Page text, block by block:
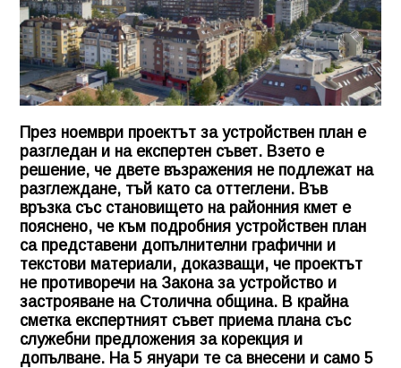
През ноември проектът за устройствен план е
разгледан и на експертен съвет. Взето е
решение, че двете възражения не подлежат на
разглеждане, тъй като са оттеглени. Във
връзка със становището на районния кмет е
пояснено, че към подробния устройствен план
са представени допълнителни графични и
текстови материали, доказващи, че проектът
не противоречи на Закона за устройство и
застрояване на Столична община. В крайна
сметка експертният съвет приема плана със
служебни предложения за корекция и
допълване. На 5 януари те са внесени и само 5